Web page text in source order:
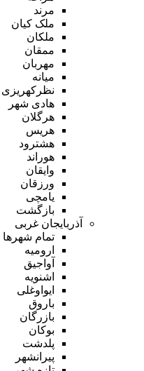
مرند
ملک کیان
ملکان
ممقان
مهربان
میانه
نظرکهریزی
هادی شهر
هرگلان
هریس
هشترود
هوراند
وایقان
ورزقان
یامچی
بازگشت
آذربایجان غربی
تمام شهر‌ها
ارومیه
آواجیق
اشنویه
ایواوغلی
باروق
بازرگان
بوکان
پلدشت
پیرانشهر